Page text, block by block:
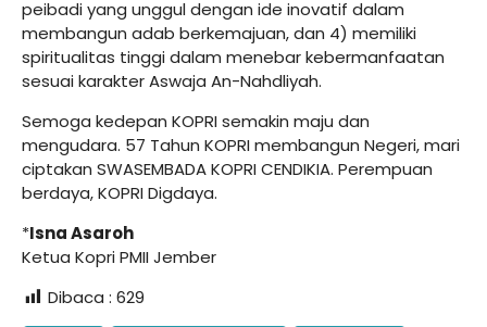
peibadi yang unggul dengan ide inovatif dalam
membangun adab berkemajuan, dan 4) memiliki
spiritualitas tinggi dalam menebar kebermanfaatan
sesuai karakter Aswaja An-Nahdliyah.
Semoga kedepan KOPRI semakin maju dan
mengudara. 57 Tahun KOPRI membangun Negeri, mari
ciptakan SWASEMBADA KOPRI CENDIKIA. Perempuan
berdaya, KOPRI Digdaya.
*Isna Asaroh
Ketua Kopri PMII Jember
Dibaca : 629